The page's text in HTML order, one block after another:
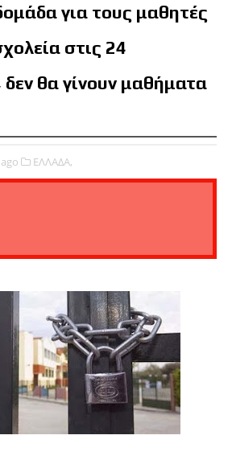
για τους μαθητές
στις 24
θα γίνουν μαθήματα
ΕΛΛΑΔΑ,